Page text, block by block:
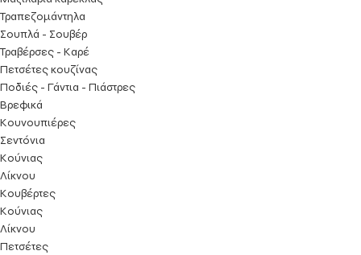
Τραπεζομάντηλα
Σουπλά - Σουβέρ
Τραβέρσες - Καρέ
Πετσέτες κουζίνας
Ποδιές - Γάντια - Πιάστρες
Βρεφικά
Κουνουπιέρες
Σεντόνια
Κούνιας
Λίκνου
Κουβέρτες
Κούνιας
Λίκνου
Πετσέτες